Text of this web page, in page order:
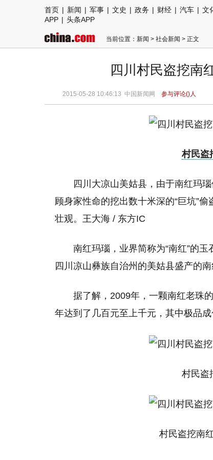
首页 | 新闻 | 军事 | 文史 | 政务 | 财经 | 汽车 | 文
APP | 头条APP
当前位置： 新闻 > 社会新闻 > 正文
四川村民盗挖南
2015-05-28 10:46:13 中国新闻网 参与评论()人
村民盗
四川大凉山美姑县，由于南红玛
顾身家性命的挖出数十米深的“巨坑”
壮观。王大海 / 东方IC
南红玛瑙，业界简称为“南红”的
四川凉山彝族自治州的美姑县盛产的
据了解，2009年，一颗南红老珠
年达到了几百元至上千元，其中极品
村民盗
村民盗挖南